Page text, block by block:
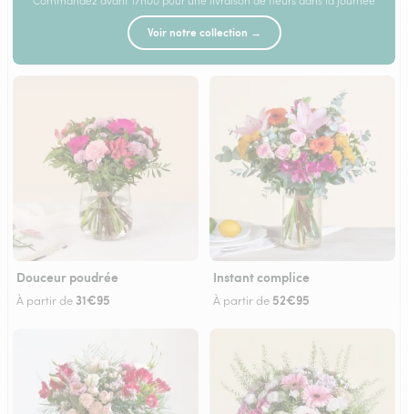
Voir notre collection →
Douceur poudrée
À partir de 31€95
Instant complice
À partir de 52€95